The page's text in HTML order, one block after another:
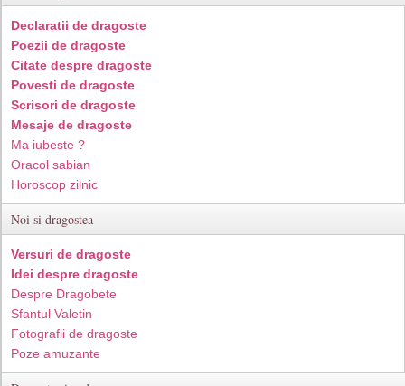
Declaratii de dragoste
Poezii de dragoste
Citate despre dragoste
Povesti de dragoste
Scrisori de dragoste
Mesaje de dragoste
Ma iubeste ?
Oracol sabian
Horoscop zilnic
Noi si dragostea
Versuri de dragoste
Idei despre dragoste
Despre Dragobete
Sfantul Valetin
Fotografii de dragoste
Poze amuzante